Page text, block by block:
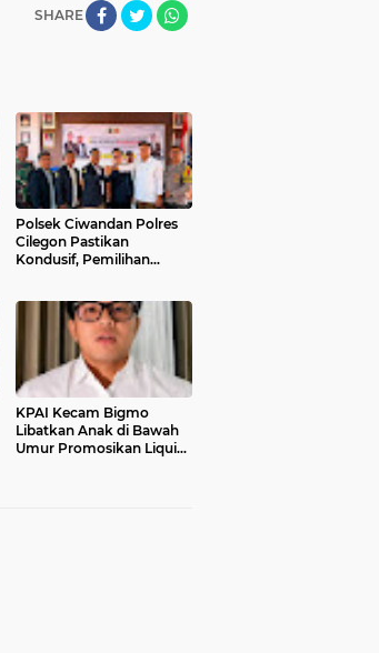
SHARE
Polsek Ciwandan Polres
Cilegon Pastikan
Kondusif, Pemilihan
KPAI Kecam Bigmo
Libatkan Anak di Bawah
Umur Promosikan Liquid